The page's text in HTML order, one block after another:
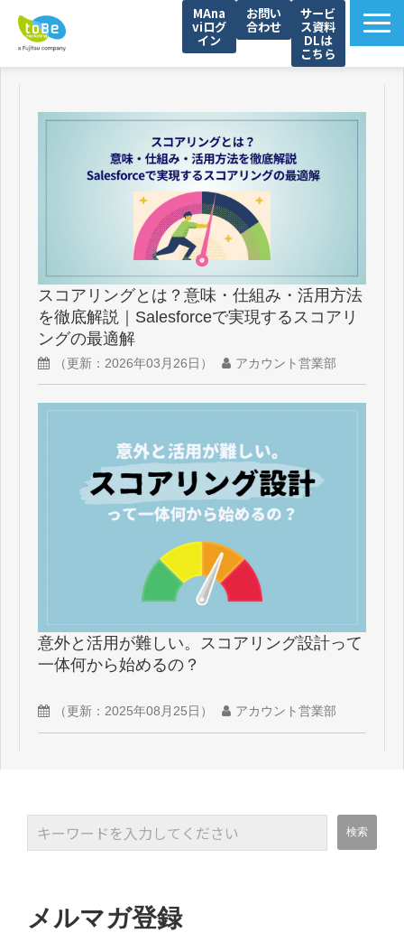
MAna
viログ
イン
お問い
合わせ
サービ
ス資料
DLは
こちら
サービス一覧
サービス資料一覧
解決できる課題
導入事例
セミナー
ブログ
資料ダウンロード一覧（WP）
スコアリングとは？意味・仕組み・活用方法
を徹底解説｜Salesforceで実現するスコアリ
ングの最適解
（更新： 2026年03月26日 ） アカウント営業部
意外と活用が難しい。スコアリング設計って
一体何から始めるの？
（更新： 2025年08月25日 ） アカウント営業部
メルマガ登録